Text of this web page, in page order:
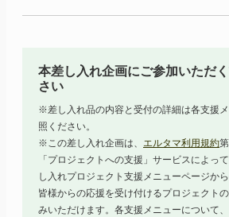
本差し入れ企画にご参加いただ
さい
※差し入れ品の内容と受付の詳細は各支援
照ください。
※この差し入れ企画は、 エルタマ利用規約
「プロジェクトへの支援」サービスによっ
し入れプロジェクト支援メニューページか
皆様からの応援を受け付けるプロジェクト
みいただけます。各支援メニューについて